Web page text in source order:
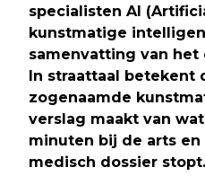
specialisten AI
kunstmatige
samenvatting van
In straattaal betekent
zogenaamde
verslag maakt van
minuten bij de arts
medisch dossier